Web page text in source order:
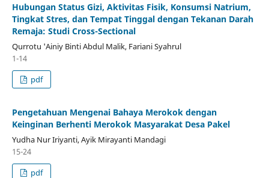
Hubungan Status Gizi, Aktivitas Fisik, Konsumsi Natrium,
Tingkat Stres, dan Tempat Tinggal dengan Tekanan Darah
Remaja: Studi Cross-Sectional
Qurrotu 'Ainiy Binti Abdul Malik, Fariani Syahrul
1-14
pdf
Pengetahuan Mengenai Bahaya Merokok dengan
Keinginan Berhenti Merokok Masyarakat Desa Pakel
Yudha Nur Iriyanti, Ayik Mirayanti Mandagi
15-24
pdf